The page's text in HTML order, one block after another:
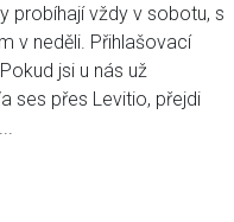
probíhají vždy v sobotu, s
v neděli. Přihlašovací
jsi u nás už
ses přes Levitio, přejdi